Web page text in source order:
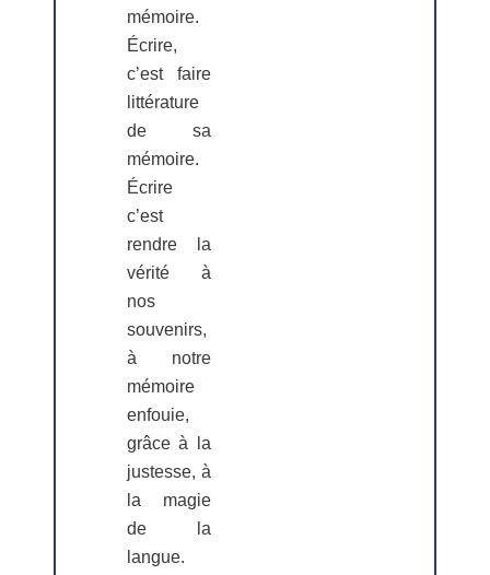
mémoire.
Écrire,
c’est faire
littérature
de sa
mémoire.
Écrire
c’est
rendre la
vérité à
nos
souvenirs,
à notre
mémoire
enfouie,
grâce à la
justesse, à
la magie
de la
langue.